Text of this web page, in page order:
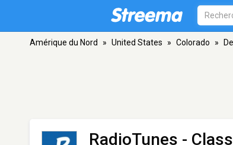
Amérique du Nord » United States » Colorado »
RadioTunes -